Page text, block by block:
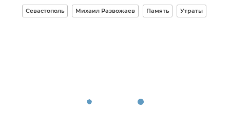
Севастополь Михаил Развожаев Память Утраты